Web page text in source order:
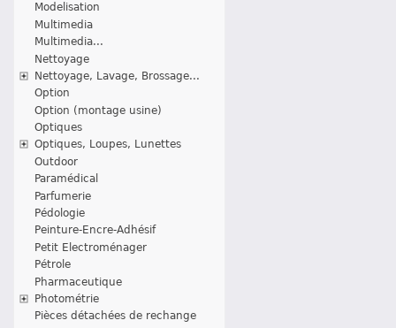
Modelisation
Multimedia
Multimedia...
Nettoyage
Nettoyage, Lavage, Brossage...
Option
Option (montage usine)
Optiques
Optiques, Loupes, Lunettes
Outdoor
Paramédical
Parfumerie
Pédologie
Peinture-Encre-Adhésif
Petit Electroménager
Pétrole
Pharmaceutique
Photométrie
Pièces détachées de rechange